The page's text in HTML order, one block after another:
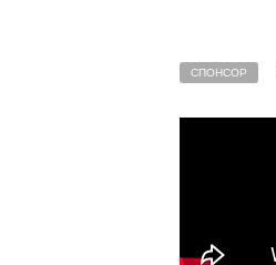
СПОНСОР